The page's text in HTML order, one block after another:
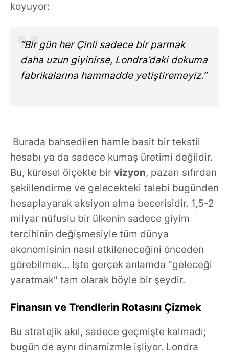
koyuyor:
“Bir gün her Çinli sadece bir parmak
daha uzun giyinirse, Londra’daki dokuma
fabrikalarına hammadde yetiştiremeyiz.”
Burada bahsedilen hamle basit bir tekstil
hesabı ya da sadece kumaş üretimi değildir.
Bu, küresel ölçekte bir vizyon, pazarı sıfırdan
şekillendirme ve gelecekteki talebi bugünden
hesaplayarak aksiyon alma becerisidir. 1,5-2
milyar nüfuslu bir ülkenin sadece giyim
tercihinin değişmesiyle tüm dünya
ekonomisinin nasıl etkileneceğini önceden
görebilmek... İşte gerçek anlamda "geleceği
yaratmak" tam olarak böyle bir şeydir.
Finansın ve Trendlerin Rotasını Çizmek
Bu stratejik akıl, sadece geçmişte kalmadı;
bugün de aynı dinamizmle işliyor. Londra